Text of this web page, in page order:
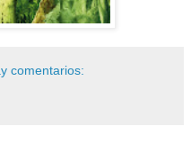
comentarios: